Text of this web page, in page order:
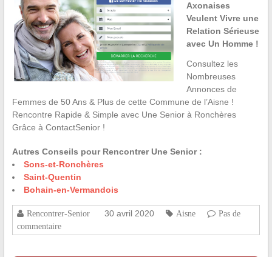
Axonaises
Veulent Vivre une
Relation Sérieuse
avec Un Homme !
Consultez les
Nombreuses
Annonces de
Femmes de 50 Ans & Plus de cette Commune de l’Aisne !
Rencontre Rapide & Simple avec Une Senior à Ronchères
Grâce à ContactSenior !
Autres Conseils pour Rencontrer Une Senior :
Sons-et-Ronchères
Saint-Quentin
Bohain-en-Vermandois
Rencontrer-Senior 30 avril 2020 Aisne
Pas de
commentaire